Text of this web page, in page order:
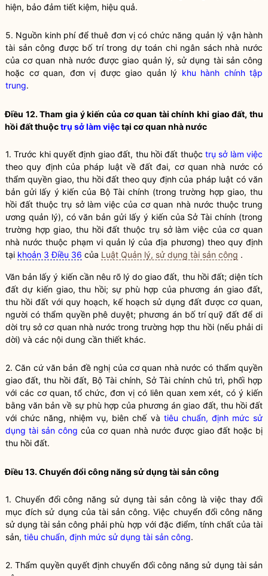
hiện, bảo đảm tiết kiệm, hiệu quả.
5. Nguồn kinh phí để thuê đơn vị có chức năng quản lý vận hành
tài sản công được bố trí trong dự toán chi ngân sách nhà nước
của cơ quan nhà nước được giao quản lý, sử dụng tài sản công
hoặc cơ quan, đơn vị được giao quản lý khu hành chính tập
trung.
Điều 12. Tham gia ý kiến của cơ quan tài chính khi giao đất, thu
hồi đất thuộctrụ sở làm việctại cơ quan nhà nước
1. Trước khi quyết định giao đất, thu hồi đất thuộc trụ sở làm việc
theo quy định của pháp luậtvề đất đai, cơ quan nhà nước có
thẩmquyền giao, thu hồi đất theo quy định của pháp luật có văn
bản gửi lấy ý kiến của Bộ Tài chính (trong trường hợp giao, thu
hồi đất thuộctrụ sở làm việc của cơ quan nhà nước thuộc trung
ương quản lý), có văn bản gửi lấy ý kiến của Sở Tài chính (trong
trường hợp giao, thu hồi đất thuộc trụ sở làm việc của cơ quan
nhà nước thuộc phạm vi quản lý của địa phương) theo quy định
tại khoản 3 Điều 36 của Luật Quản lý, sử dụng tài sản công .
Văn bản lấy ý kiến cần nêu rõ lý do giao đất, thu hồi đất; diện tích
đất dự kiến giao, thu hồi; sự phù hợp của phương án giao đất,
thu hồi đất với quy hoạch, kế hoạch sử dụng đất được cơ quan,
người có thẩm quyềnphê duyệt; phương án bố trí quỹ đất để di
dời trụ sở cơ quan nhà nước trong trường hợp thu hồi (nếu phải di
dời) và các nội dung cần thiết khác.
2. Căn cứ văn bản đề nghị của cơ quan nhà nước có thẩmquyền
giao đất, thu hồi đất, Bộ Tài chính, Sở Tài chính chủ trì, phối hợp
với các cơ quan, tổ chức, đơn vị có liên quan xem xét, có ý kiến
bằng văn bản về sự phù hợp của phương án giao đất, thu hồi đất
với chức năng, nhiệm vụ, biên chế và tiêu chuẩn, định mức sử
dụng tài sản công của cơ quan nhà nước được giao đất hoặc bị
thu hồi đất.
Điều 13.Chuyển đổi công năng sử dụng tài sản công
1. Chuyển đổi công năng sử dụng tài sản công là việc thay đổi
mục đích sử dụng của tài sản công. Việc chuyển đổi công năng
sử dụng tài sản công phải phù hợp với đặc điểm, tính chất của tài
sản, tiêu chuẩn, định mức sử dụng tài sản công.
2. Thẩm quyềnquyết địnhchuyển đổi công năng sử dụng tài sản